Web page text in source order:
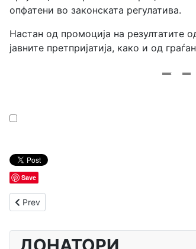
опфатени во законската регулатива.
Настан од промоција на резултатите
јавните претпријатија, како и од
Save
Previous article: Помош околу домашна
Prev